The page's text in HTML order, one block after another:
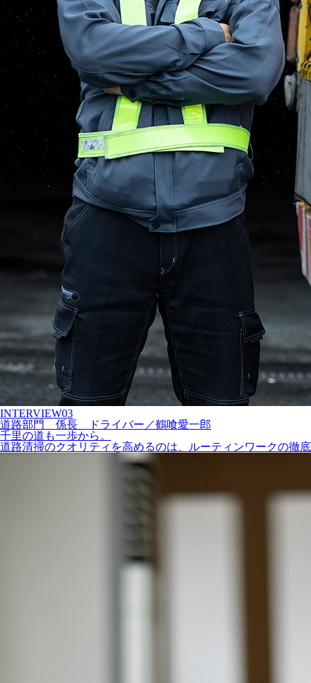
INTERVIEW03
道路部門
係長 ドライバー ／鶴喰愛一郎
千里の道も一歩から。
道路清掃のクオリティを高めるのは、ルーティンワークの徹底